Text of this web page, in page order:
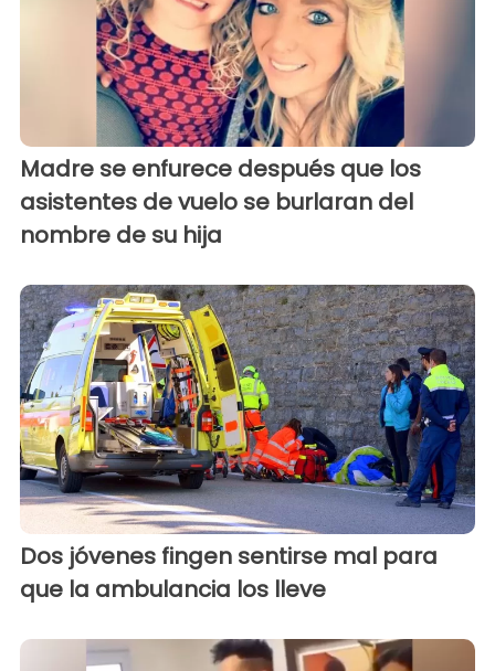
Madre se enfurece después que los
asistentes de vuelo se burlaran del
nombre de su hija
Dos jóvenes fingen sentirse mal para
que la ambulancia los lleve